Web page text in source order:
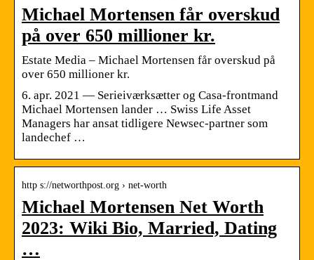
Michael Mortensen får overskud
på over 650 millioner kr.
Estate Media – Michael Mortensen får overskud på
over 650 millioner kr.
6. apr. 2021 — Serieiværksætter og Casa-frontmand
Michael Mortensen lander … Swiss Life Asset
Managers har ansat tidligere Newsec-partner som
landechef …
http s://networthpost.org › net-worth
Michael Mortensen Net Worth
2023: Wiki Bio, Married, Dating
…